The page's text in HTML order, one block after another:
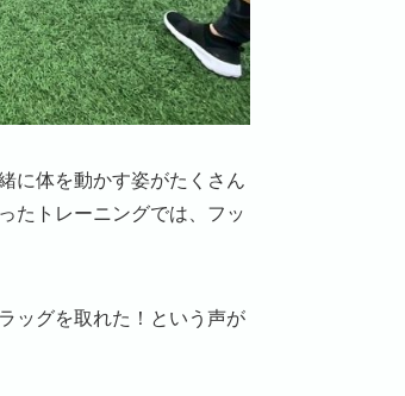
に体を動かす姿がたくさん
たトレーニングでは、フッ
ッグを取れた！という声が